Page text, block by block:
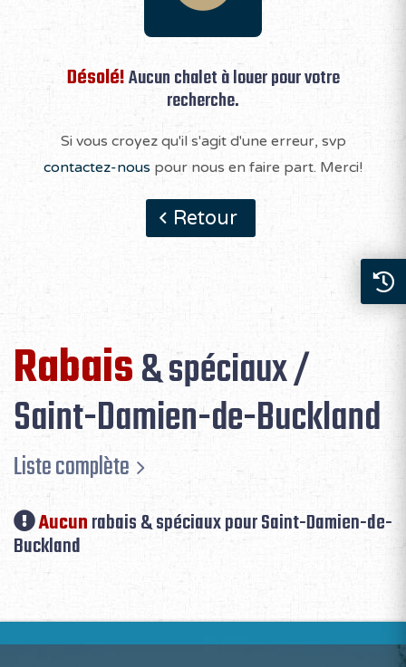
Désolé!Aucun chalet à louer pour votre
recherche.
Si vous croyez qu'il s'agit d'une erreur, svp
contactez-nous pour nous en faire part. Merci!
Retour
Rabais& spéciaux /
Saint-Damien-de-Buckland
Liste complète
Aucunrabais & spéciaux pour Saint-Damien-de-
Buckland